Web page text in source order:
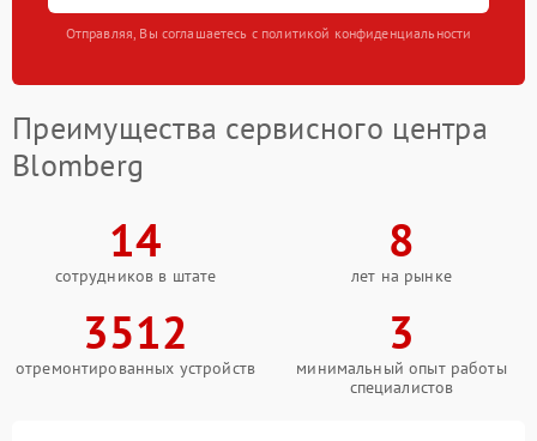
Отправляя, Вы соглашаетесь с политикой конфиденциальности
Преимущества сервисного центра
Blomberg
14
сотрудников в штате
8
лет на рынке
3512
отремонтированных устройств
3
минимальный опыт работы
специалистов